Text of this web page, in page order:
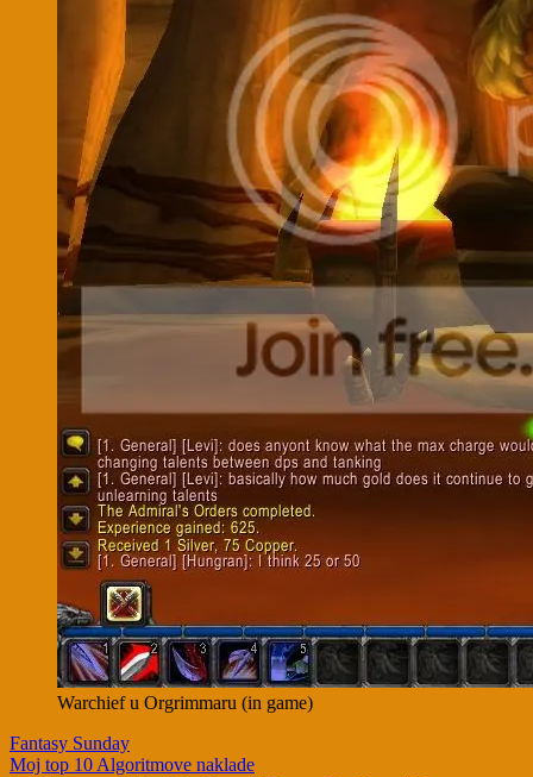
Warchief u Orgrimmaru (in game)
Post
Fantasy Sunday
Moj top 10 Algoritmove naklade